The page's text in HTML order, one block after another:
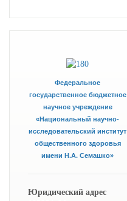
Федеральное
государственное бюджетное
научное учреждение
«Национальный научно-
исследовательский институт
общественного здоровья
имени Н.А. Семашко»
Юридический адрес